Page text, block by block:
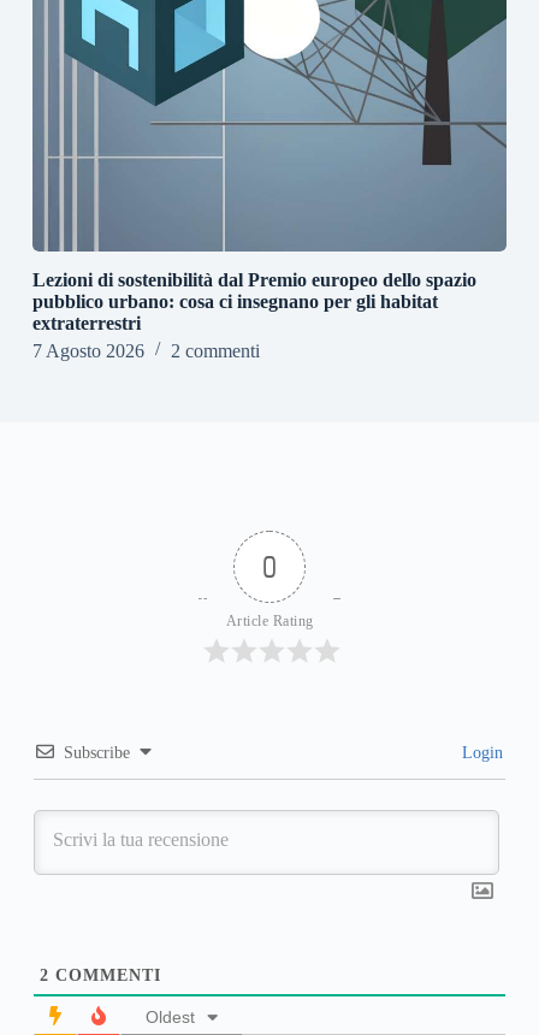
Lezioni di sostenibilità dal Premio europeo dello spazio
pubblico urbano: cosa ci insegnano per gli habitat
extraterrestri
7 Agosto 2026
2 commenti
0
Article Rating
Subscribe Login
2 COMMENTI
Oldest